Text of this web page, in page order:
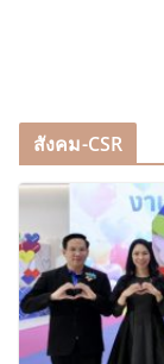
สังคม-CSR